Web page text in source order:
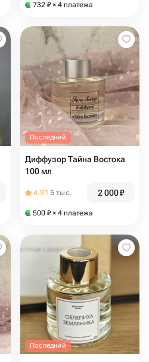
732 ₽ × 4 платежа
Последний
Диффузор Тайна Востока
100 мл
4.91 5 тыс. 2 000₽
500 ₽ × 4 платежа
Последний